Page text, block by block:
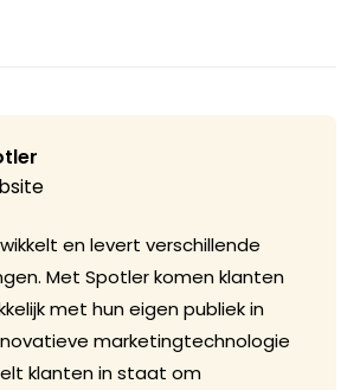
en levert verschillende
Met Spotler komen klanten
met hun eigen publiek in
marketingtechnologie
klanten in staat om